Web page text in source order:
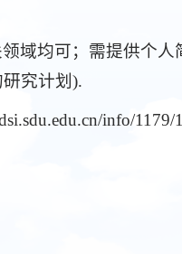
域均可；需提供个
究计划).
info/1179/